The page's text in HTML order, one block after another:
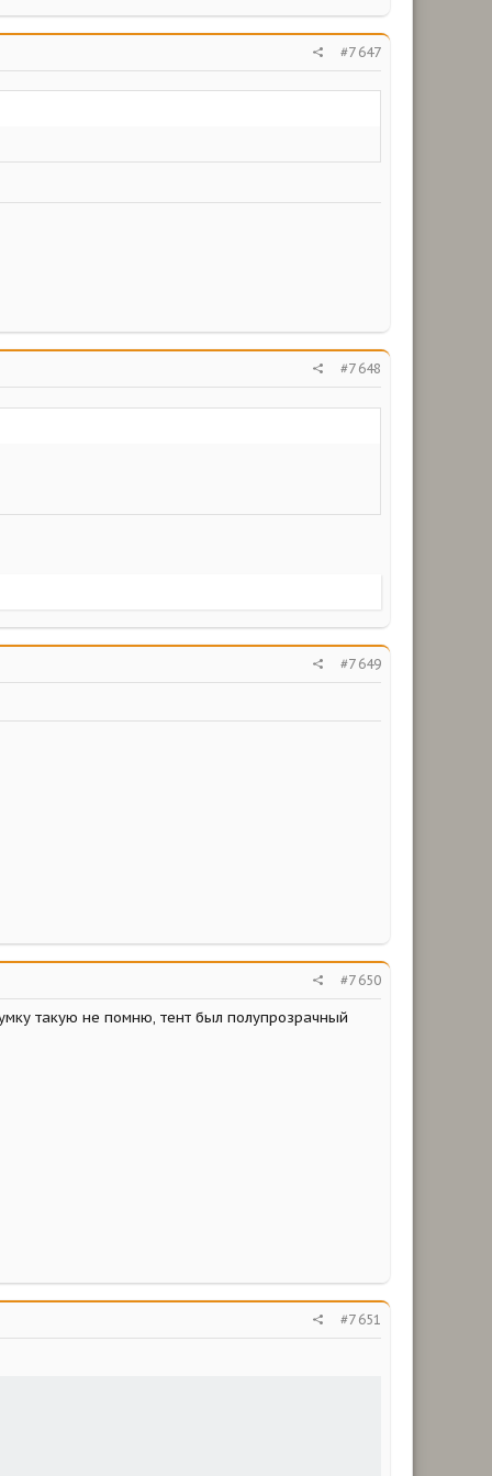
#7 647
#7 648
#7 649
#7 650
такую не помню, тент был полупрозрачный
#7 651